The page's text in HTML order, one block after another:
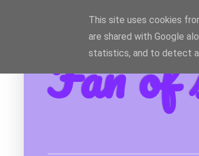
Fan of
This site uses cookies
are shared with Google
statistics, and to detect